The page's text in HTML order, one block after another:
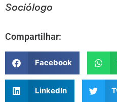
Sociólogo
Compartilhar:
Facebook
LinkedIn